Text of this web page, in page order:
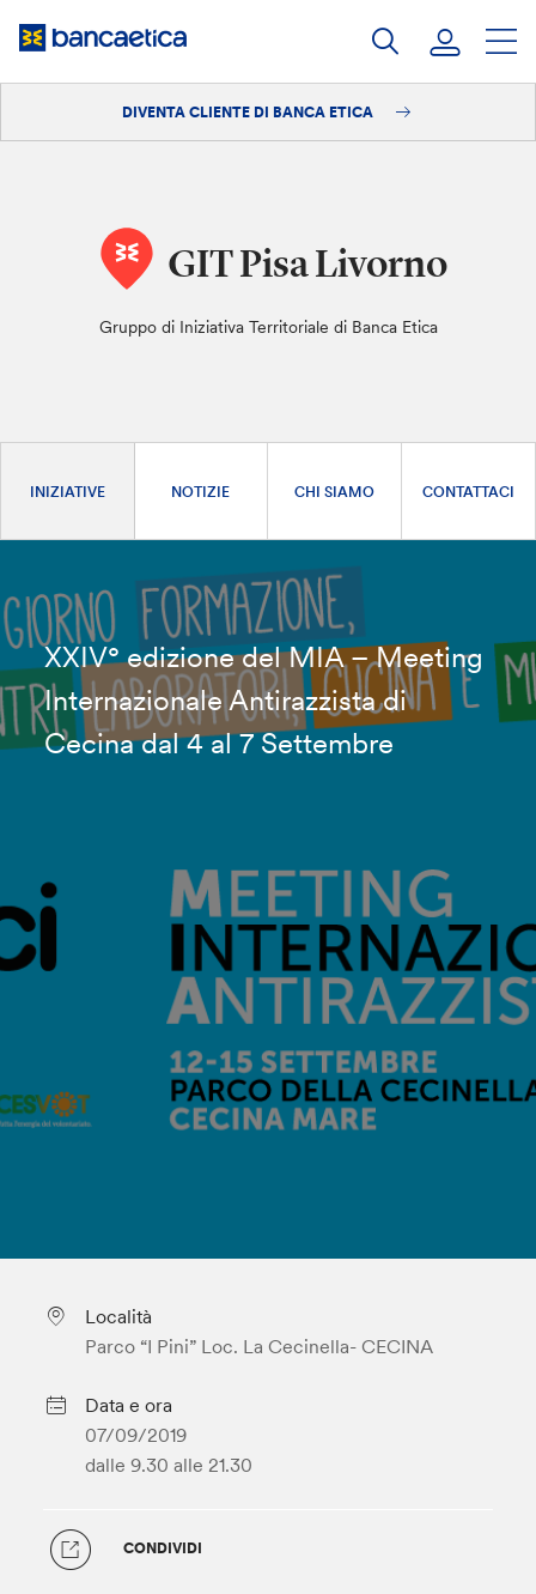
DIVENTA CLIENTE DI BANCA ETICA
GIT Pisa Livorno
Gruppo di Iniziativa Territoriale di Banca Etica
INIZIATIVE NOTIZIE CHI SIAMO CONTATTACI
XXIV° edizione del MIA – Meeting
Internazionale Antirazzista di
Cecina dal 4 al 7 Settembre
Località
Parco “I Pini” Loc. La Cecinella- CECINA
Data e ora
07/09/2019
dalle 9.30 alle 21.30
CONDIVIDI